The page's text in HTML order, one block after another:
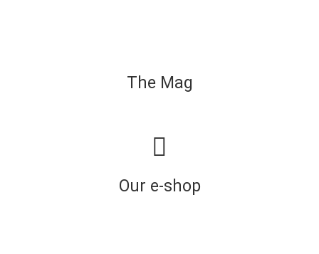
The Mag
Our e-shop